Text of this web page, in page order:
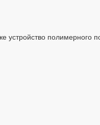
устройство полимерного